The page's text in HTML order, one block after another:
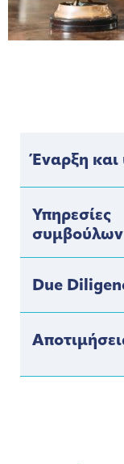
Έναρξη και
Υπηρεσίες
συμβούλων
Due